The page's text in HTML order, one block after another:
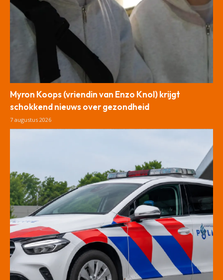
Myron Koops (vriendin van Enzo Knol) krijgt
schokkend nieuws over gezondheid
7 augustus 2026